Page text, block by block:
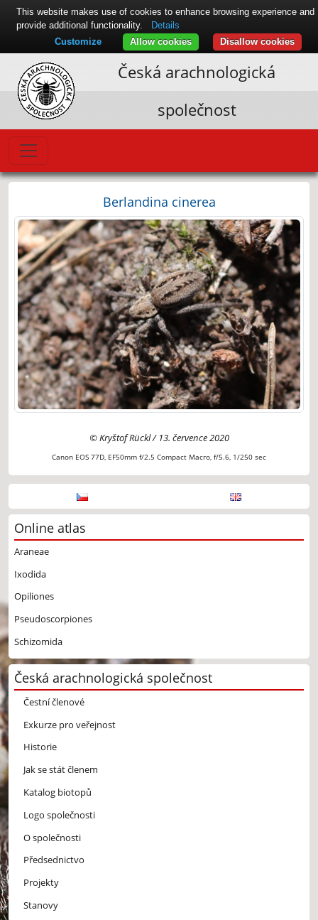
Česká arachnologická
společnost
Berlandina cinerea
© Kryštof Rückl / 13. července 2020
Canon EOS 77D, EF50mm f/2.5 Compact Macro, f/5.6, 1/250 sec
Online atlas
Araneae
Ixodida
Opiliones
Pseudoscorpiones
Schizomida
Česká arachnologická společnost
Čestní členové
Exkurze pro veřejnost
Historie
Jak se stát členem
Katalog biotopů
Logo společnosti
O společnosti
Předsednictvo
Projekty
Stanovy
This website makes use of cookies to enhance browsing experience and
provide additional functionality.
Details
Disallow cookies
Allow cookies
Customize